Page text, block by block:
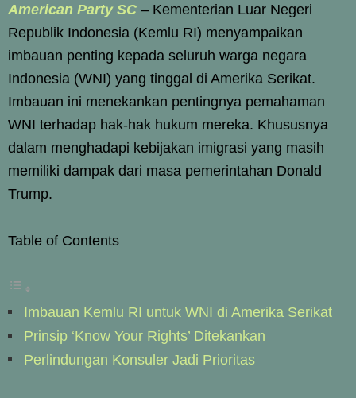
American Party SC – Kementerian Luar Negeri
Republik Indonesia (Kemlu RI) menyampaikan
imbauan penting kepada seluruh warga negara
Indonesia (WNI) yang tinggal di Amerika Serikat.
Imbauan ini menekankan pentingnya pemahaman
WNI terhadap hak-hak hukum mereka. Khususnya
dalam menghadapi kebijakan imigrasi yang masih
memiliki dampak dari masa pemerintahan Donald
Trump.
Table of Contents
Imbauan Kemlu RI untuk WNI di Amerika Serikat
Prinsip ‘Know Your Rights’ Ditekankan
Perlindungan Konsuler Jadi Prioritas